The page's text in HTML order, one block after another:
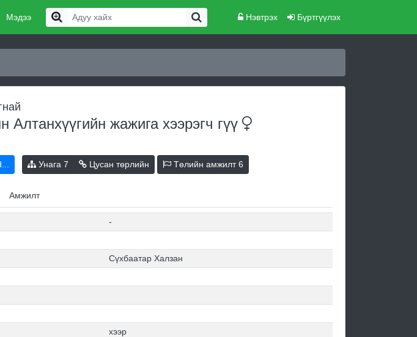
Мэдээ Нэвтрэх Бүртгүүлэх
Алтанхүүгийн жажига хээрэгч гүү
Унага 7 Цусан төрлийн Төлийн амжилт6
Амжилт
-
Сүхбаатар Халзан
хээр